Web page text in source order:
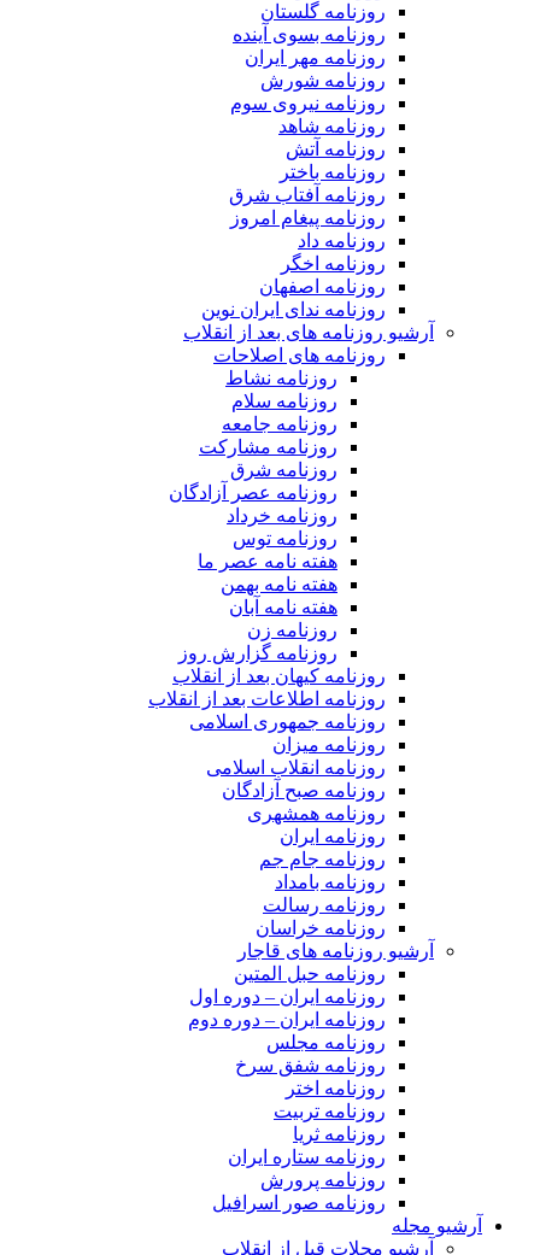
روزنامه گلستان
روزنامه بسوی آینده
روزنامه مهر ایران
روزنامه شورش
روزنامه نیروی سوم
روزنامه شاهد
روزنامه آتش
روزنامه باختر
روزنامه آفتاب شرق
روزنامه پیغام امروز
روزنامه داد
روزنامه اخگر
روزنامه اصفهان
روزنامه ندای ایران نوین
آرشیو روزنامه های بعد از انقلاب
روزنامه های اصلاحات
روزنامه نشاط
روزنامه سلام
روزنامه جامعه
روزنامه مشارکت
روزنامه شرق
روزنامه عصر آزادگان
روزنامه خرداد
روزنامه توس
هفته نامه عصر ما
هفته نامه بهمن
هفته نامه آبان
روزنامه زن
روزنامه گزارش روز
روزنامه کیهان بعد از انقلاب
روزنامه اطلاعات بعد از انقلاب
روزنامه جمهوری اسلامی
روزنامه میزان
روزنامه انقلاب اسلامی
روزنامه صبح آزادگان
روزنامه همشهری
روزنامه ایران
روزنامه جام جم
روزنامه بامداد
روزنامه رسالت
روزنامه خراسان
آرشیو روزنامه های قاجار
روزنامه حبل المتین
روزنامه ایران – دوره اول
روزنامه ایران – دوره دوم
روزنامه مجلس
روزنامه شفق سرخ
روزنامه اختر
روزنامه تربیت
روزنامه ثریا
روزنامه ستاره ایران
روزنامه پرورش
روزنامه صور اسرافیل
آرشیو مجله
آرشیو مجلات قبل از انقلاب